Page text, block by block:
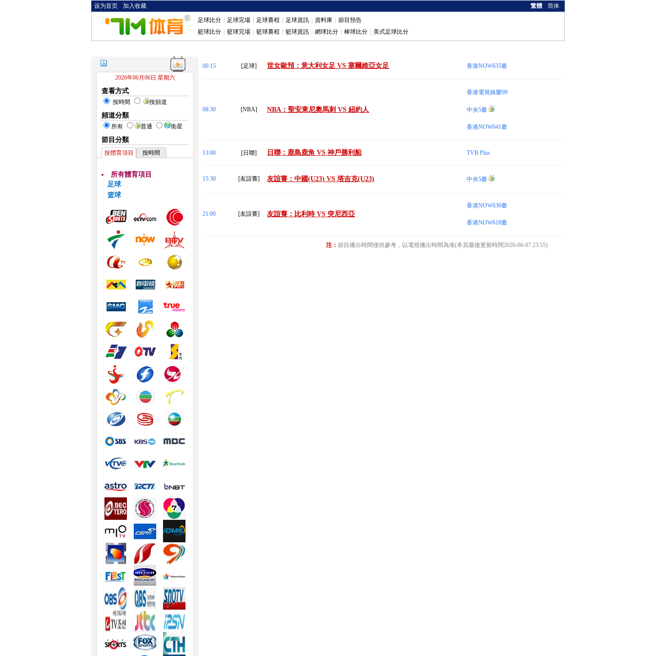
设为首页 加入收藏 繁體 简体
足球比分 足球完場 足球賽程 足球資訊 資料庫
節目預告
籃球比分
籃球完場 籃球賽程 籃球資訊 網球比分 棒球比分 美式足球比分
2026年06月06日 星期六
查看方式
按時間 按頻道
頻道分類
所有 普通 衛星
節目分類
按體育項目 按時間
所有體育項目
足球
篮球
00:15 [足球] 世女歐預：意大利女足 VS 塞爾維亞女足 香港NOW635臺
08:30 [NBA] NBA：聖安東尼奧馬刺 VS 紐約人
香港電視娛樂99
中央5臺
香港NOW641臺
13:00 [日聯] 日聯：鹿島鹿角 VS 神戶勝利船 TVB Plus
15:30 [友誼賽] 友誼賽：中國(U23) VS 塔吉克(U23) 中央5臺
21:00 [友誼賽] 友誼賽：比利時 VS 突尼西亞
香港NOW630臺
香港NOW618臺
注： 節目播出時間僅供參考，以電視播出時間為准(本頁最後更新時間2026-06-07 23:55)